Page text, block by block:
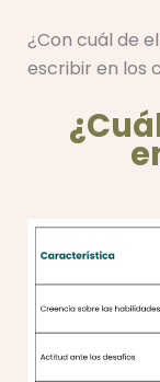
¿Con cuál de
escribir en los